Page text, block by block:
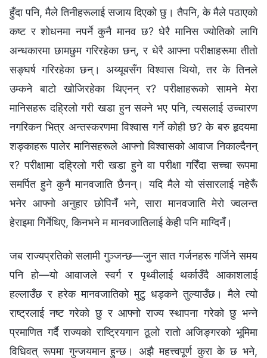
हुँदा पनि, मैले तिनीहरूलाई सजाय दिएको छु। तैपनि, के मैले पठाएको
कष्ट र शोधनमा नपर्ने कुनै मानव छ? धेरै मानिस ज्योतिको लागि
अन्धकारमा छामछुम गरिरहेका छन्, र धेरै आफ्‍ना परीक्षाहरूमा तीतो
सङ्घर्ष गरिरहेका छन्। अय्यूबसँग विश्‍वास थियो, तर के तिनले
उम्कने बाटो खोजिरहेका थिएनन् र? परीक्षाहरूको सामने मेरा
मानिसहरू दह्रिलो गरी खडा हुन सक्‍ने भए पनि, त्यसलाई उच्‍चारण
नगरिकन भित्र अन्तस्करणमा विश्‍वास गर्ने कोही छ? के बरु हृदयमा
शङ्काहरू पालेर मानिसहरूले आफ्‍नो विश्‍वासको आवाज निकाल्दैनन्
र? परीक्षामा दह्रिलो गरी खडा हुने वा परीक्षा गरिँदा सच्‍चा रूपमा
समर्पित हुने कुनै मानवजाति छैनन्। यदि मैले यो संसारलाई नहेरूँ
भनेर आफ्नो अनुहार छोपिनँ भने, सारा मानवजाति मेरो ज्वलन्त
हेराइमा गिर्नेथिए, किनभने म मानवजातिलाई केही पनि माग्दिनँ।
जब राज्यप्रतिको सलामी गुञ्जन्छ—जुन सात गर्जनहरू गर्जिने समय
पनि हो—यो आवाजले स्वर्ग र पृथ्वीलाई थर्काउँदै आकाशलाई
हल्‍लाउँछ र हरेक मानवजातिको मुटु धड्कने तुल्याउँछ। मैले त्यो
राष्ट्रलाई नष्ट गरेको छु र आफ्नो राज्य स्थापना गरेको छु भन्‍ने
प्रमाणित गर्दै राज्यको राष्ट्रियगान ठूलो रातो अजिङ्गरको भूमिमा
विधिवत् रूपमा गुन्जयमान हुन्छ। अझै महत्त्वपूर्ण कुरा के छ भने,